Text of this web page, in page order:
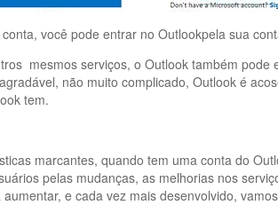
você pode entrar no Outlookpela sua
mesmos serviços, o Outlook também
não muito complicado, Outlook é
tem.
marcantes, quando tem uma conta do
pelas mudanças, as melhorias nos
e cada vez mais desenvolvido,